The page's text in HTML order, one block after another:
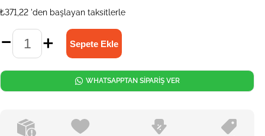
₺371,22 'den başlayan taksitlerle
WHATSAPPTAN SİPARİŞ VER